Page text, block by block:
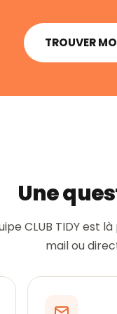
TROUVER
Une
CLUB TIDY est
mail ou